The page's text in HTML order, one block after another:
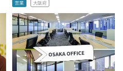
営業 大阪府